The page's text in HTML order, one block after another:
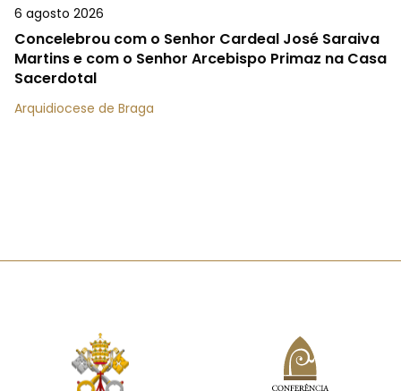
6 agosto 2026
Concelebrou com o Senhor Cardeal José Saraiva
Martins e com o Senhor Arcebispo Primaz na Casa
Sacerdotal
Arquidiocese de Braga